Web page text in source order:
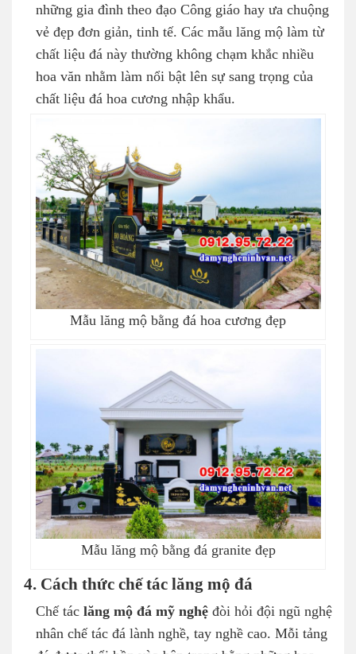
những gia đình theo đạo Công giáo hay ưa chuộng
vẻ đẹp đơn giản, tinh tế. Các mẫu lăng mộ làm từ
chất liệu đá này thường không chạm khắc nhiều
hoa văn nhằm làm nổi bật lên sự sang trọng của
chất liệu đá hoa cương nhập khẩu.
Mẫu lăng mộ bằng đá hoa cương đẹp
Mẫu lăng mộ bằng đá granite đẹp
4. Cách thức chế tác lăng mộ đá
Chế tác lăng mộ đá mỹ nghệ đòi hỏi đội ngũ nghệ
nhân chế tác đá lành nghề, tay nghề cao. Mỗi tảng